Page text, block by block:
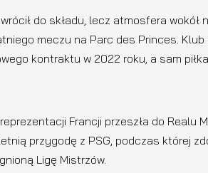
do składu, lecz atmosfera wokół
meczu na Parc des Princes. Klub
kontraktu w 2022 roku, a sam
Francji przeszła do Realu
przygodę z PSG, podczas której
Ligę Mistrzów.